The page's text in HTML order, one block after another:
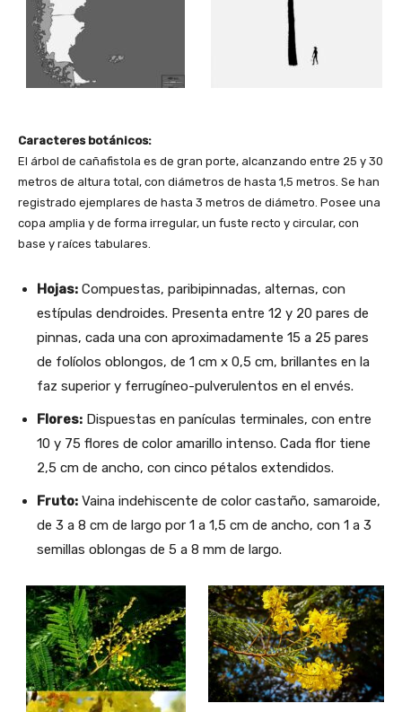
Caracteres botánicos:
El árbol de cañafistola es de gran porte, alcanzando entre 25 y 30
metros de altura total, con diámetros de hasta 1,5 metros. Se han
registrado ejemplares de hasta 3 metros de diámetro. Posee una
copa amplia y de forma irregular, un fuste recto y circular, con
base y raíces tabulares.
Hojas: Compuestas, paribipinnadas, alternas, con
estípulas dendroides. Presenta entre 12 y 20 pares de
pinnas, cada una con aproximadamente 15 a 25 pares
de folíolos oblongos, de 1 cm x 0,5 cm, brillantes en la
faz superior y ferrugíneo-pulverulentos en el envés.
Flores: Dispuestas en panículas terminales, con entre
10 y 75 flores de color amarillo intenso. Cada flor tiene
2,5 cm de ancho, con cinco pétalos extendidos.
Fruto: Vaina indehiscente de color castaño, samaroide,
de 3 a 8 cm de largo por 1 a 1,5 cm de ancho, con 1 a 3
semillas oblongas de 5 a 8 mm de largo.